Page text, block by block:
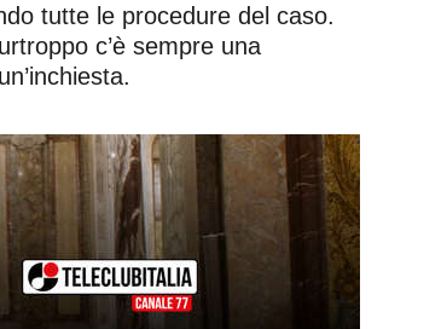
tutte le procedure del caso.
c’è sempre una